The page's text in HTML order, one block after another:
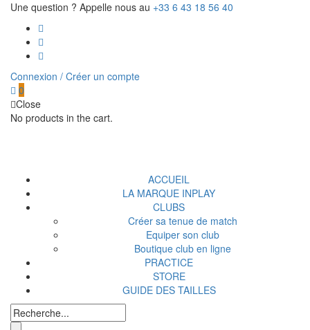
Une question ? Appelle nous au +33 6 43 18 56 40
Connexion / Créer un compte
0
Close
No products in the cart.
ACCUEIL
LA MARQUE INPLAY
CLUBS
Créer sa tenue de match
Equiper son club
Boutique club en ligne
PRACTICE
STORE
GUIDE DES TAILLES